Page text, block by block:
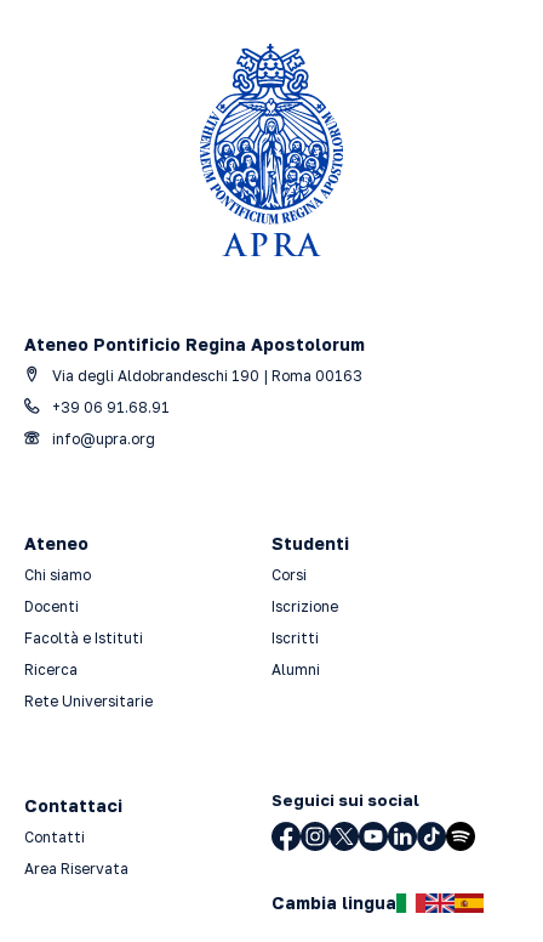
Ateneo Pontificio Regina Apostolorum
Via degli Aldobrandeschi 190 | Roma 00163
+39 06 91.68.91
info@upra.org
Ateneo
Chi siamo
Docenti
Facoltà e Istituti
Ricerca
Rete Universitarie
Studenti
Corsi
Iscrizione
Iscritti
Alumni
Contattaci
Contatti
Area Riservata
Seguici sui social
Cambia lingua